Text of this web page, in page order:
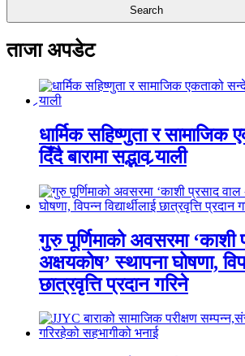
ताजा अपडेट
धार्मिक सहिष्णुता र
दिँदै बारामा सद्भाव र्‍याली
गुरु पूर्णिमाको अवसरमा ‘काशी
अक्षयकोष’ स्थापना घोषणा,
छात्रवृत्ति प्रदान गरिने